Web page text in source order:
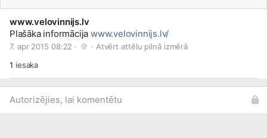
www.velovinnijs.lv
Plašāka informācijawww.velovinnijs.lv/
7. apr 2015 08:22 · · Atvērt attēlu pilnā izmērā
1 iesaka
Autorizējies, lai komentētu